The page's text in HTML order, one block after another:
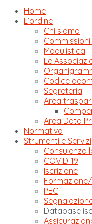
Home
L’ordine
Chi siamo
Commissioni
Modulistica
Le
Codice
Segreteria
Area
Area Data
Normativa
Strumenti e Servizi
Consulenza
COVID-19
Iscrizione
Formazione/
PEC
Database